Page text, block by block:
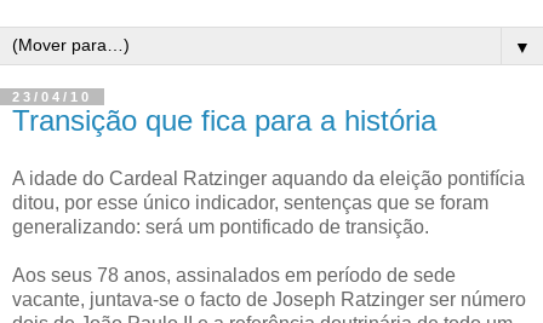
▼
23/04/10
Transição que fica para a história
A idade do Cardeal Ratzinger aquando da eleição pontifícia
ditou, por esse único indicador, sentenças que se foram
generalizando: será um pontificado de transição.
Aos seus 78 anos, assinalados em período de sede
vacante, juntava-se o facto de Joseph Ratzinger ser número